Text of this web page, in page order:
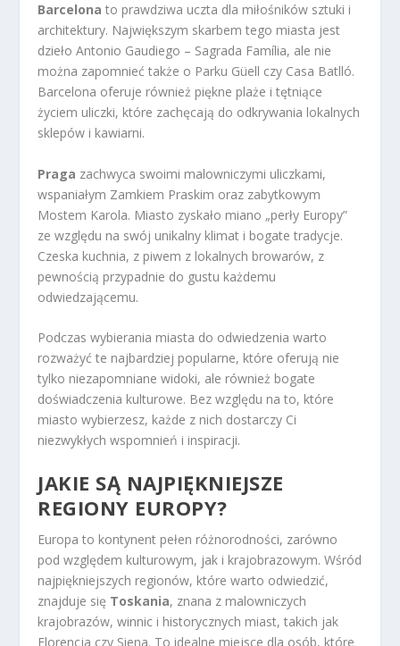
Barcelona to prawdziwa uczta dla miłośników sztuki i
architektury. Największym skarbem tego miasta jest
dzieło Antonio Gaudiego – Sagrada Família, ale nie
można zapomnieć także o Parku Güell czy Casa Batlló.
Barcelona oferuje również piękne plaże i tętniące
życiem uliczki, które zachęcają do odkrywania lokalnych
sklepów i kawiarni.
Praga zachwyca swoimi malowniczymi uliczkami,
wspaniałym Zamkiem Praskim oraz zabytkowym
Mostem Karola. Miasto zyskało miano „perły Europy”
ze względu na swój unikalny klimat i bogate tradycje.
Czeska kuchnia, z piwem z lokalnych browarów, z
pewnością przypadnie do gustu każdemu
odwiedzającemu.
Podczas wybierania miasta do odwiedzenia warto
rozważyć te najbardziej popularne, które oferują nie
tylko niezapomniane widoki, ale również bogate
doświadczenia kulturowe. Bez względu na to, które
miasto wybierzesz, każde z nich dostarczy Ci
niezwykłych wspomnień i inspiracji.
JAKIE SĄ NAJPIĘKNIEJSZE
REGIONY EUROPY?
Europa to kontynent pełen różnorodności, zarówno
pod względem kulturowym, jak i krajobrazowym. Wśród
najpiękniejszych regionów, które warto odwiedzić,
znajduje się Toskania, znana z malowniczych
krajobrazów, winnic i historycznych miast, takich jak
Florencja czy Siena. To idealne miejsce dla osób, które